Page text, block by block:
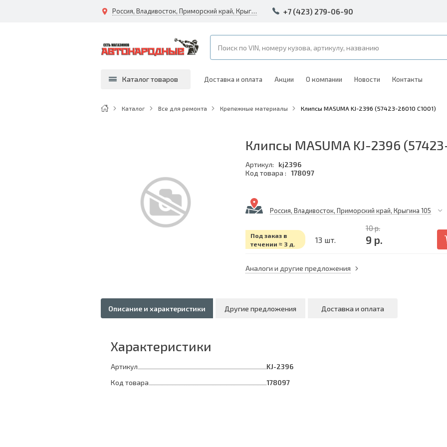
Россия, Владивосток, Приморский край, Крыгина 105 +7 (423) 279-06-90
Каталог товаров Доставка и оплата Акции О компании Новости Контакты
Каталог Все для ремонта Крепежные материалы Клипсы MASUMA KJ-2396 (57423-26010 C1001)
Клипсы MASUMA KJ-2396
Артикул:
kj2396
Код товара : 178097
Россия, Владивосток, Приморский край, Крыгина 105
Под заказ в
течении ≈ 3 д.
13 шт.
10 р.
9 р.
Аналоги и другие предложения
Описание и характеристики Другие предложения Доставка и оплата
Характеристики
Артикул
KJ-2396
Код товара
178097